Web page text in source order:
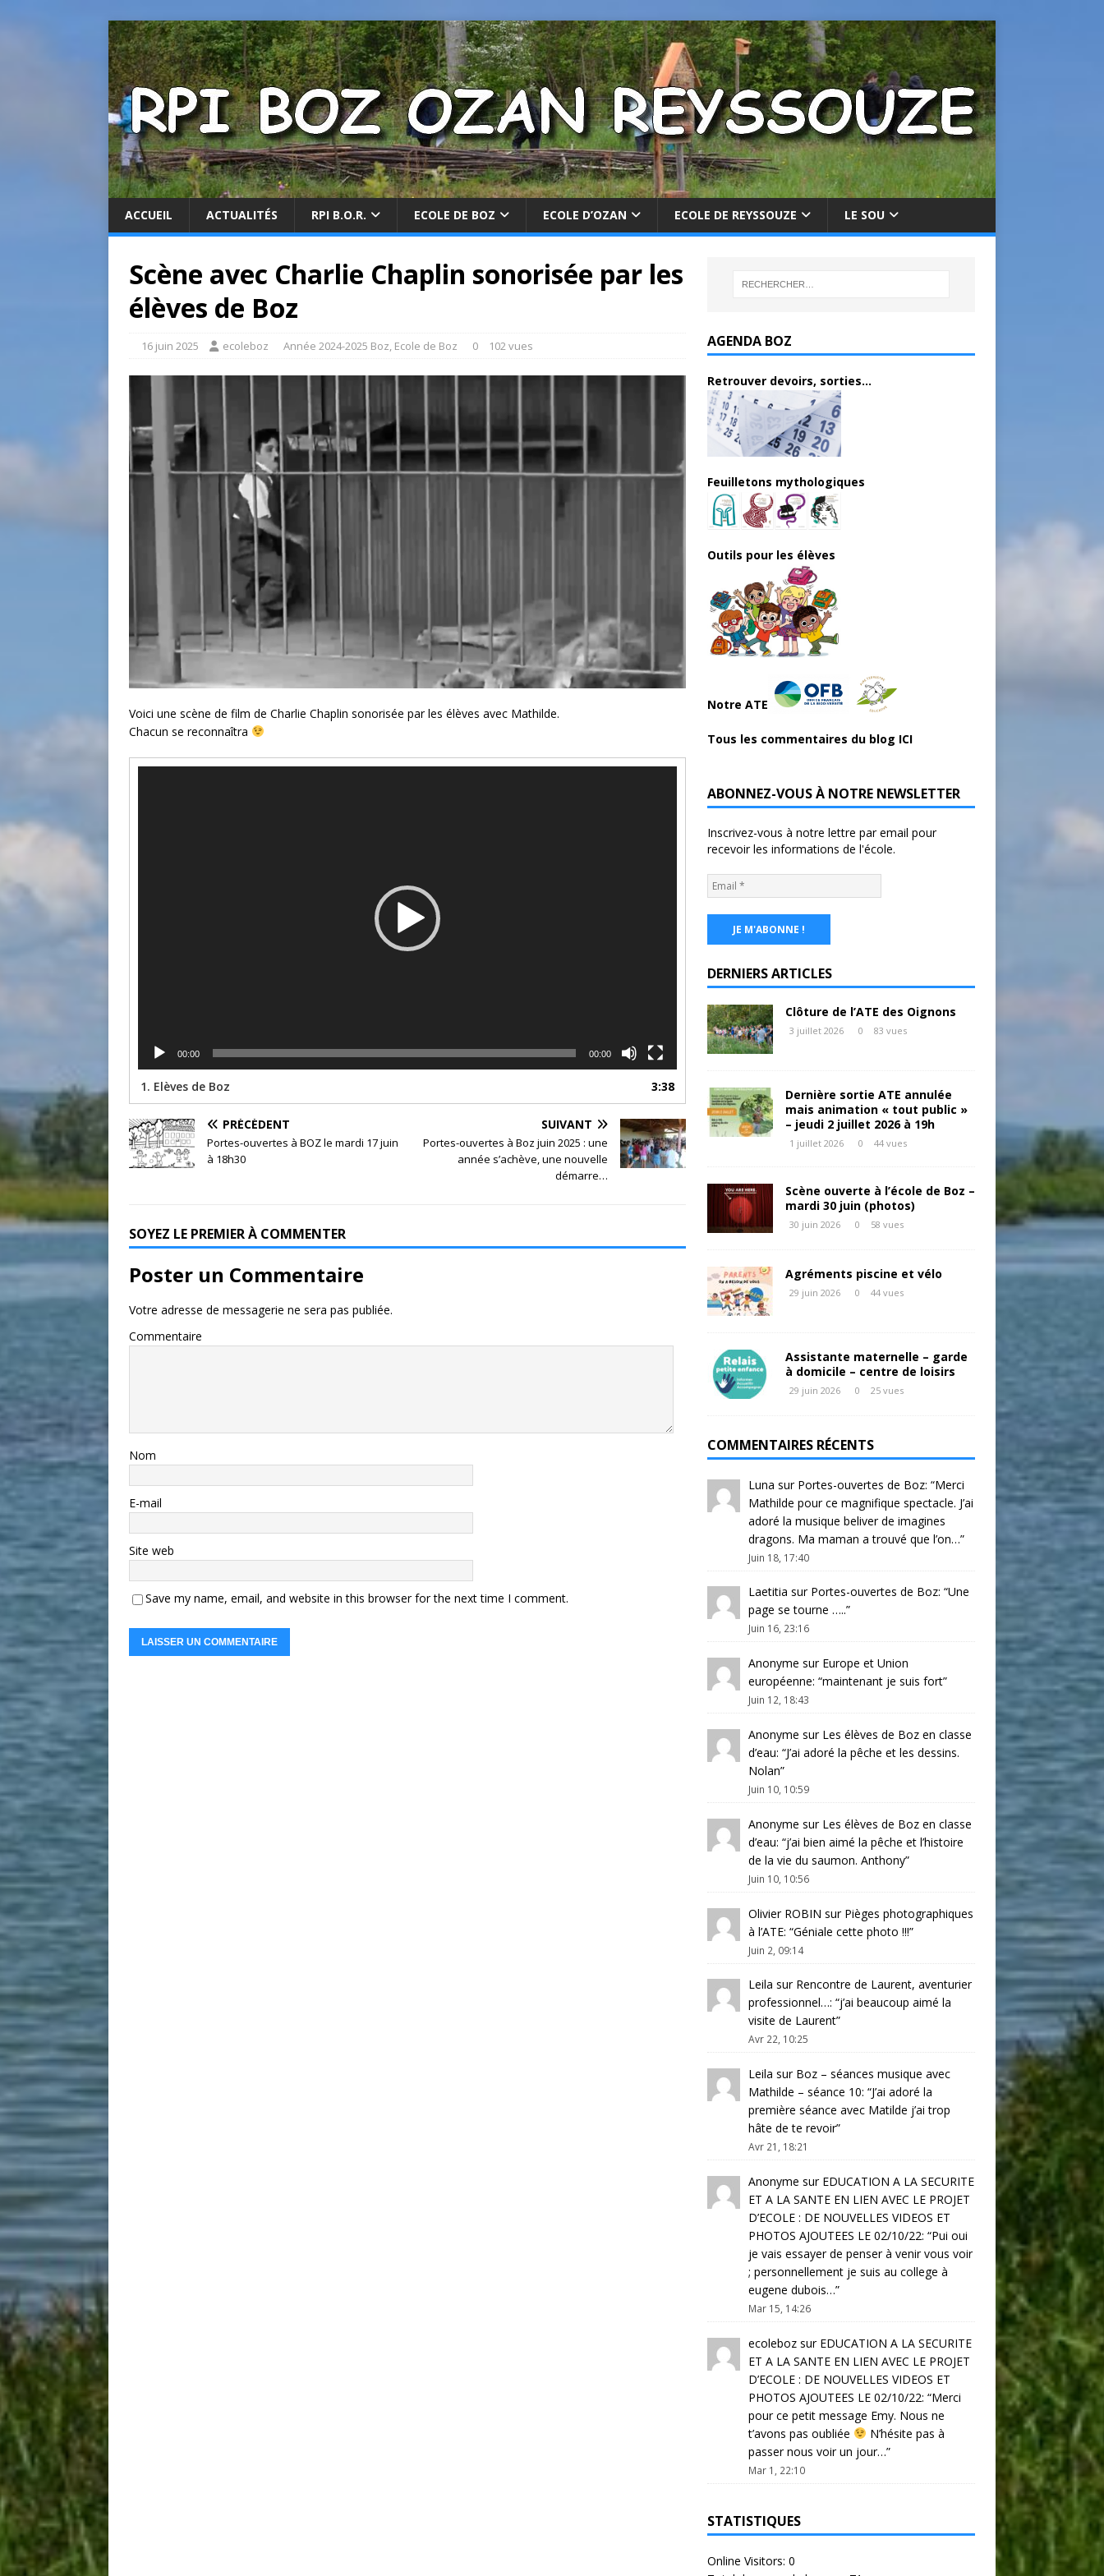
ACCUEIL ACTUALITÉS RPI B.O.R. ECOLE DE BOZ ECOLE D’OZAN ECOLE DE REYSSOUZE LE SOU
Scène avec Charlie Chaplin sonorisée par les
élèves de Boz
16 juin 2025 ecoleboz Année 2024-2025 Boz, Ecole de Boz 0 102 vues
Voici une scène de film de Charlie Chaplin sonorisée par les élèves avec Mathilde.
Chacun se reconnaîtra
00:00 00:00
1. Elèves de Boz 3:38
PRÉCÉDENT
Portes-ouvertes à BOZ le mardi 17 juin
à 18h30
SUIVANT
Portes-ouvertes à Boz juin 2025 : une
année s’achève, une nouvelle
démarre…
SOYEZ LE PREMIER À COMMENTER
Poster un Commentaire
Votre adresse de messagerie ne sera pas publiée.
Commentaire
Nom
E-mail
Site web
Save my name, email, and website in this browser for the next time I comment.
AGENDA BOZ
Retrouver devoirs, sorties...
Feuilletons mythologiques
Outils pour les élèves
Notre ATE
Tous les commentaires du blog ICI
ABONNEZ-VOUS À NOTRE NEWSLETTER
Inscrivez-vous à notre lettre par email pour
recevoir les informations de l'école.
DERNIERS ARTICLES
Clôture de l’ATE des Oignons
3 juillet 2026 0 83 vues
Dernière sortie ATE annulée
mais animation « tout public »
– jeudi 2 juillet 2026 à 19h
1 juillet 2026 0 44 vues
Scène ouverte à l’école de Boz –
mardi 30 juin (photos)
30 juin 2026 0 58 vues
Agréments piscine et vélo
29 juin 2026 0 44 vues
Assistante maternelle – garde
à domicile – centre de loisirs
29 juin 2026 0 25 vues
COMMENTAIRES RÉCENTS
Luna sur Portes-ouvertes de Boz: “Merci
Mathilde pour ce magnifique spectacle. J’ai
adoré la musique beliver de imagines
dragons. Ma maman a trouvé que l’on…”
Juin 18, 17:40
Laetitia sur Portes-ouvertes de Boz: “Une
page se tourne …..”
Juin 16, 23:16
Anonyme sur Europe et Union
européenne: “maintenant je suis fort”
Juin 12, 18:43
Anonyme sur Les élèves de Boz en classe
d’eau: “J’ai adoré la pêche et les dessins.
Nolan”
Juin 10, 10:59
Anonyme sur Les élèves de Boz en classe
d’eau: “j’ai bien aimé la pêche et l’histoire
de la vie du saumon. Anthony”
Juin 10, 10:56
Olivier ROBIN sur Pièges photographiques
à l’ATE: “Géniale cette photo !!!”
Juin 2, 09:14
Leila sur Rencontre de Laurent, aventurier
professionnel…: “j’ai beaucoup aimé la
visite de Laurent”
Avr 22, 10:25
Leila sur Boz – séances musique avec
Mathilde – séance 10: “J’ai adoré la
première séance avec Matilde j’ai trop
hâte de te revoir”
Avr 21, 18:21
Anonyme sur EDUCATION A LA SECURITE
ET A LA SANTE EN LIEN AVEC LE PROJET
D’ECOLE : DE NOUVELLES VIDEOS ET
PHOTOS AJOUTEES LE 02/10/22: “Pui oui
je vais essayer de penser à venir vous voir
; personnellement je suis au college à
eugene dubois…”
Mar 15, 14:26
ecolebozsur EDUCATION A LA SECURITE
ET A LA SANTE EN LIEN AVEC LE PROJET
D’ECOLE : DE NOUVELLES VIDEOS ET
PHOTOS AJOUTEES LE 02/10/22: “Merci
pour ce petit message Emy. Nous ne
t’avons pas oubliée
N’hésite pas à
passer nous voir un jour…”
Mar 1, 22:10
STATISTIQUES
Online Visitors: 0